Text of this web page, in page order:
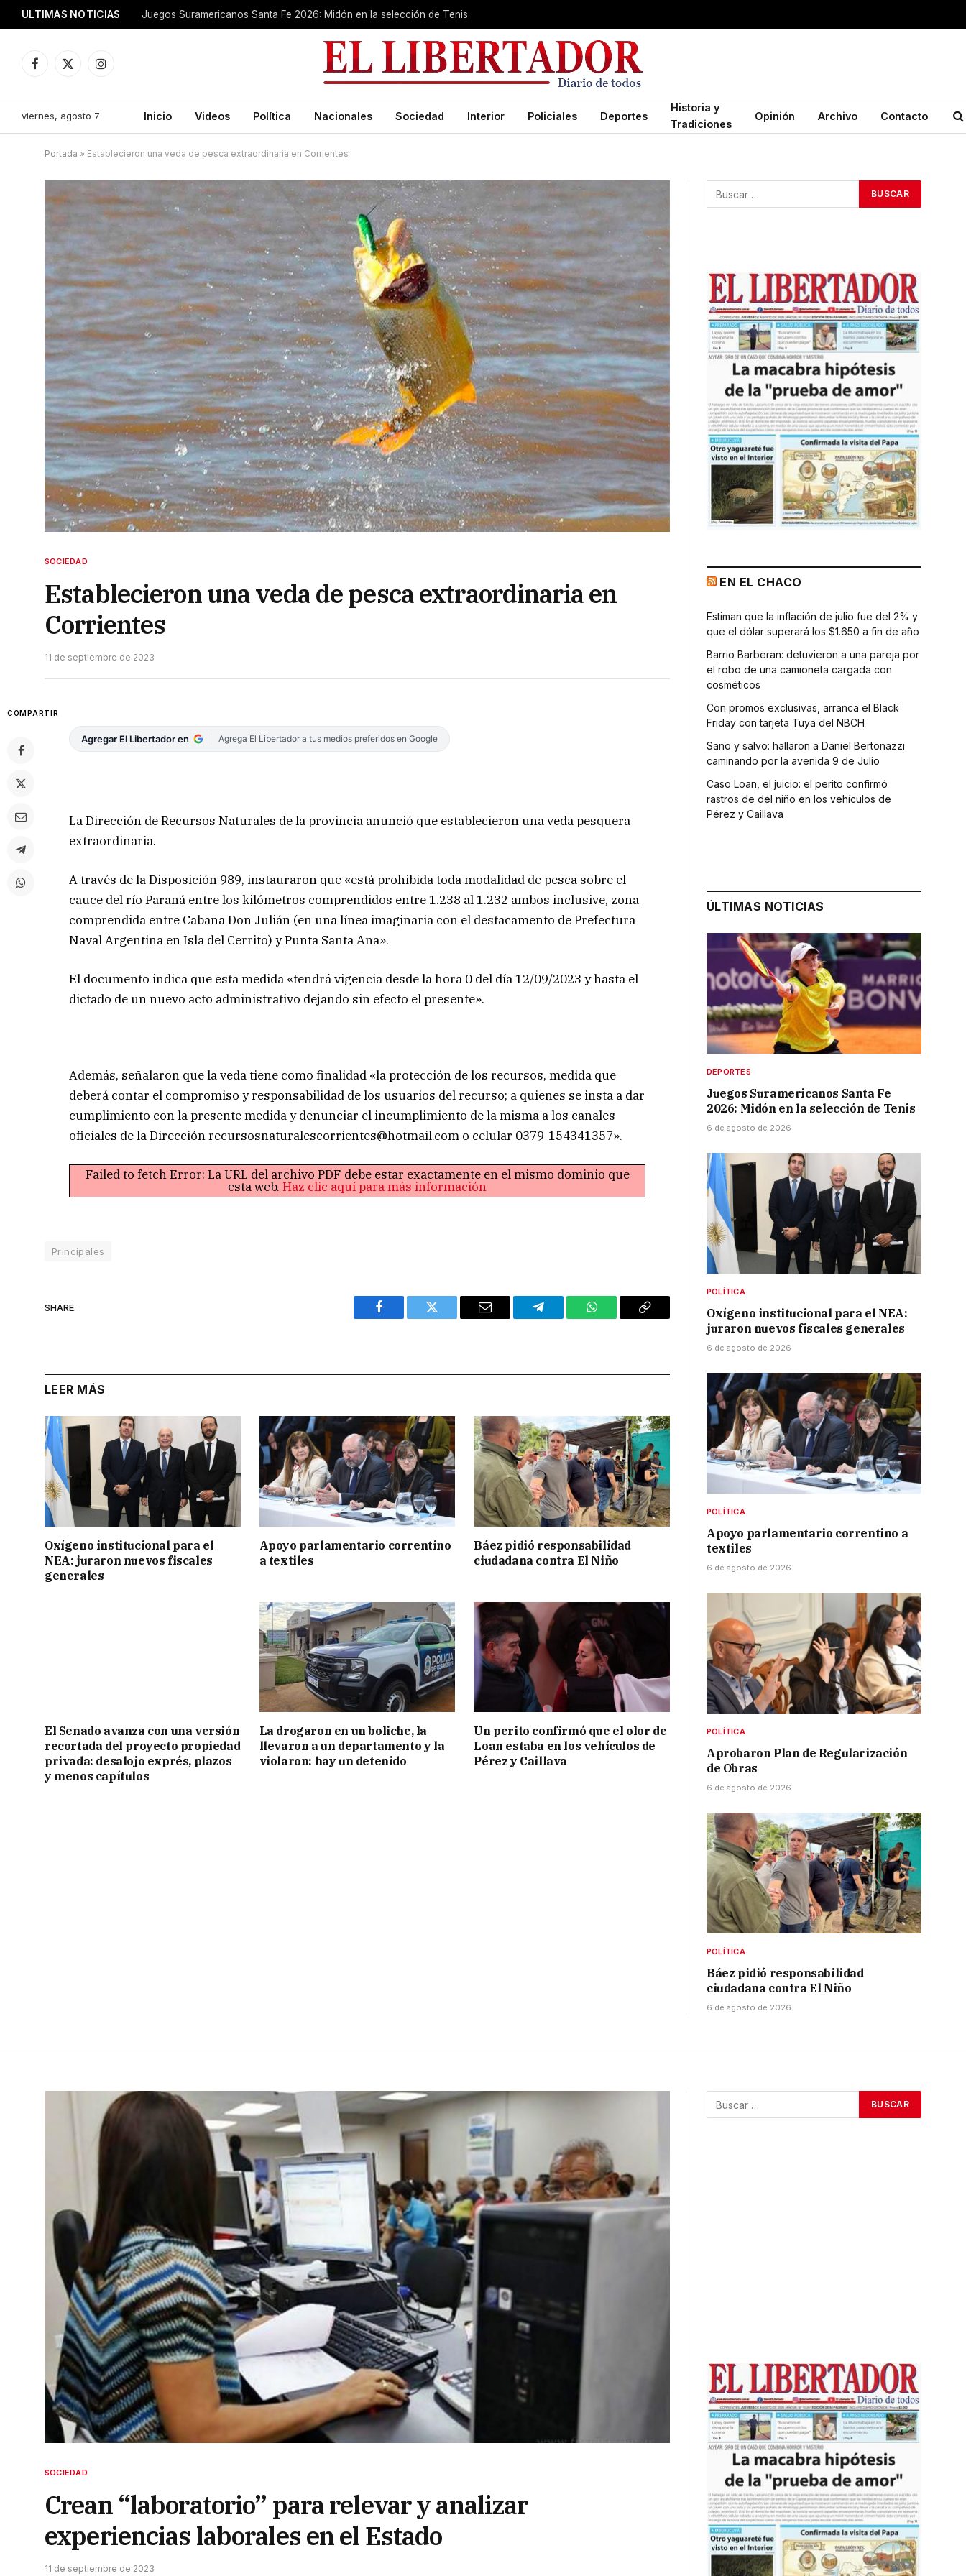
ULTIMAS NOTICIAS Juegos Suramericanos Santa Fe 2026: Midón en la selección de Tenis
Facebook
X
Instagram
viernes, agosto 7 Inicio Videos Política Nacionales Sociedad Interior Policiales Deportes
Historia y
Tradiciones
Opinión Archivo Contacto
Portada » Establecieron una veda de pesca extraordinaria en Corrientes
SOCIEDAD
Establecieron una veda de pesca extraordinaria en
Corrientes
11 de septiembre de 2023
COMPARTIR
Agregar El Libertador en Agrega El Libertador a tus medios preferidos en Google
La Dirección de Recursos Naturales de la provincia anunció que establecieron una veda pesquera
extraordinaria.
A través de la Disposición 989, instauraron que «está prohibida toda modalidad de pesca sobre el
cauce del río Paraná entre los kilómetros comprendidos entre 1.238 al 1.232 ambos inclusive, zona
comprendida entre Cabaña Don Julián (en una línea imaginaria con el destacamento de Prefectura
Naval Argentina en Isla del Cerrito) y Punta Santa Ana».
El documento indica que esta medida «tendrá vigencia desde la hora 0 del día 12/09/2023 y hasta el
dictado de un nuevo acto administrativo dejando sin efecto el presente».
Además, señalaron que la veda tiene como finalidad «la protección de los recursos, medida que
deberá contar el compromiso y responsabilidad de los usuarios del recurso; a quienes se insta a dar
cumplimiento con la presente medida y denunciar el incumplimiento de la misma a los canales
oficiales de la Direcciónrecursosnaturalescorrientes@hotmail.com o celular 0379-154341357».
Failed to fetch Error: La URL del archivo PDF debe estar exactamente en el mismo dominio que
esta web. Haz clic aquí para más información
Principales
SHARE.
Facebook Twitter Email Telegram WhatsAppCopy
LEER MÁS
Oxígeno institucional para el
NEA: juraron nuevos fiscales
generales
Apoyo parlamentario correntino
a textiles
Báez pidió responsabilidad
ciudadana contra El Niño
El Senado avanza con una versión
recortada del proyecto propiedad
privada: desalojo exprés, plazos
y menos capítulos
La drogaron en un boliche, la
llevaron a un departamento y la
violaron: hay un detenido
Un perito confirmó que el olor de
Loan estaba en los vehículos de
Pérez y Caillava
EN EL CHACO
Estiman que la inflación de julio fue del 2% y
que el dólar superará los $1.650 a fin de año
Barrio Barberan: detuvieron a una pareja por
el robo de una camioneta cargada con
cosméticos
Con promos exclusivas, arranca el Black
Friday con tarjeta Tuya del NBCH
Sano y salvo: hallaron a Daniel Bertonazzi
caminando por la avenida 9 de Julio
Caso Loan, el juicio: el perito confirmó
rastros de del niño en los vehículos de
Pérez y Caillava
ÚLTIMAS NOTICIAS
DEPORTES
Juegos Suramericanos Santa Fe
2026: Midón en la selección de Tenis
6 de agosto de 2026
POLÍTICA
Oxígeno institucional para el NEA:
juraron nuevos fiscales generales
6 de agosto de 2026
POLÍTICA
Apoyo parlamentario correntino a
textiles
6 de agosto de 2026
POLÍTICA
Aprobaron Plan de Regularización
de Obras
6 de agosto de 2026
POLÍTICA
Báez pidió responsabilidad
ciudadana contra El Niño
6 de agosto de 2026
SOCIEDAD
Crean “laboratorio” para relevar y analizar
experiencias laborales en el Estado
11 de septiembre de 2023